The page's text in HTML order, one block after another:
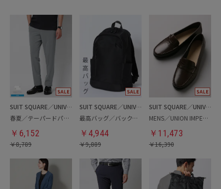
SUIT SQUARE／UNIVERSAL LANGUAGE
春夏／テーパードパンツ
￥ 6,152
￥8,789
SUIT SQUARE／UNIVERSAL LANGUAGE
最高バッグ／バックパック
￥ 4,944
￥9,889
SUIT SQUARE／UNIVERSAL LANGUAGE
MENS／UNION IMPERIAL監修／コインローファー
￥ 11,473
￥16,390